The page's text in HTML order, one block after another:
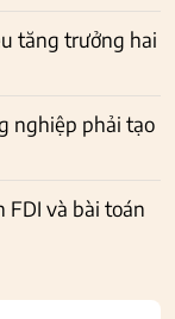
tăng trưởng hai
nghiệp phải tạo
FDI và bài toán